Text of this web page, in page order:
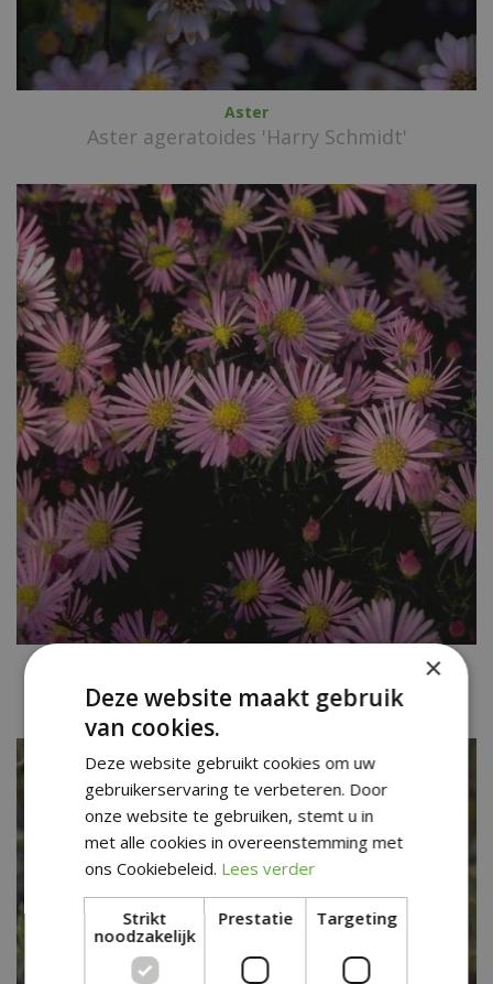
Aster
Aster ageratoides 'Harry Schmidt'
Aster 'Pink Star'
×
Deze website maakt gebruik
van cookies.
Deze website gebruikt cookies om uw
gebruikerservaring te verbeteren. Door
onze website te gebruiken, stemt u in
met alle cookies in overeenstemming met
ons Cookiebeleid. Lees verder
Strikt
noodzakelijk
Prestatie Targeting